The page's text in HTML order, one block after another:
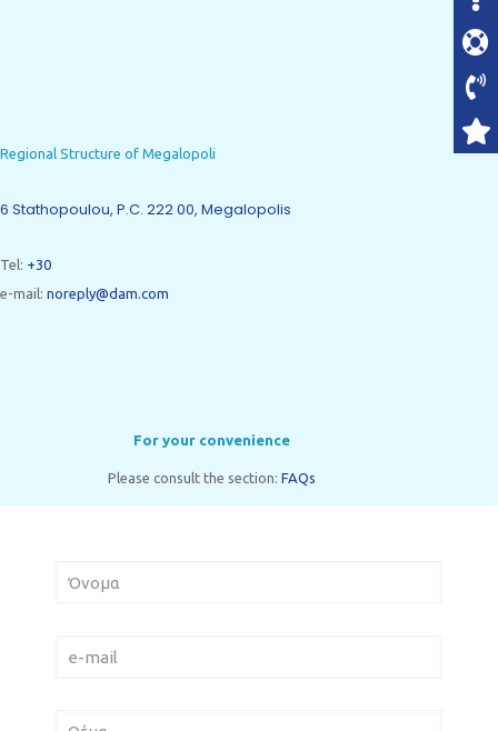
Regional Structure of Megalopoli
6 Stathopoulou, P.C. 222 00, Megalopolis
Tel: +30
e-mail: noreply@dam.com
For your convenience
Please consult the section: FAQs